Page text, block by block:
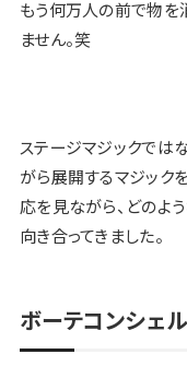
もう何万人の前で物を
ません。笑
ステージマジックでは
がら展開するマジック
応を見ながら、どのよ
向き合ってきました。
ボーテコンシェ